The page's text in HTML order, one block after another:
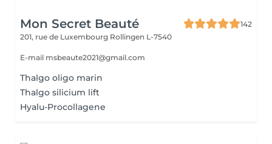
Mon Secret Beauté
142
201, rue de Luxembourg Rollingen L-7540
E-mail msbeaute2021@gmail.com
Thalgo oligo marin
Thalgo silicium lift
Hyalu-Procollagene